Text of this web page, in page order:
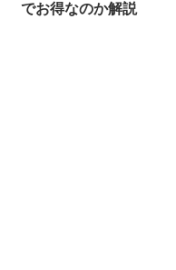
でお得なのか解説